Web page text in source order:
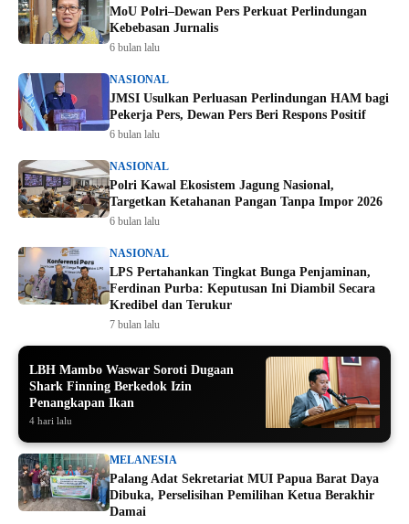
MoU Polri–Dewan Pers Perkuat Perlindungan
Kebebasan Jurnalis
6 bulan lalu
NASIONAL
JMSI Usulkan Perluasan Perlindungan HAM bagi
Pekerja Pers, Dewan Pers Beri Respons Positif
6 bulan lalu
NASIONAL
Polri Kawal Ekosistem Jagung Nasional,
Targetkan Ketahanan Pangan Tanpa Impor 2026
6 bulan lalu
NASIONAL
LPS Pertahankan Tingkat Bunga Penjaminan,
Ferdinan Purba: Keputusan Ini Diambil Secara
Kredibel dan Terukur
7 bulan lalu
LBH Mambo Waswar Soroti Dugaan
Shark Finning Berkedok Izin
Penangkapan Ikan
4 hari lalu
MELANESIA
Palang Adat Sekretariat MUI Papua Barat Daya
Dibuka, Perselisihan Pemilihan Ketua Berakhir
Damai